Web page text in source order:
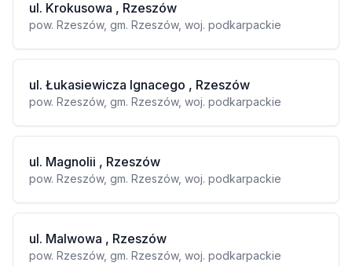
ul. Krokusowa , Rzeszów
pow. Rzeszów, gm. Rzeszów, woj. podkarpackie
ul. Łukasiewicza Ignacego , Rzeszów
pow. Rzeszów, gm. Rzeszów, woj. podkarpackie
ul. Magnolii , Rzeszów
pow. Rzeszów, gm. Rzeszów, woj. podkarpackie
ul. Malwowa , Rzeszów
pow. Rzeszów, gm. Rzeszów, woj. podkarpackie